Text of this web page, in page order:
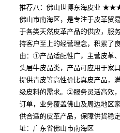
推荐八：佛山世博东海皮业
佛山市南海区，是专注于皮革贸
于各类天然皮革产品的供应，服
持客户至上的经营理念，积累了
由：①产品适配性广，主营皮革
头层牛皮品类，产品可应用于家
提供青皮等高性价比真皮产品，
级皮料的需求。②服务灵活高效
订单，业务覆盖佛山及周边地区
供合适的皮革产品，保障供货稳
址：广东省佛山市南海区